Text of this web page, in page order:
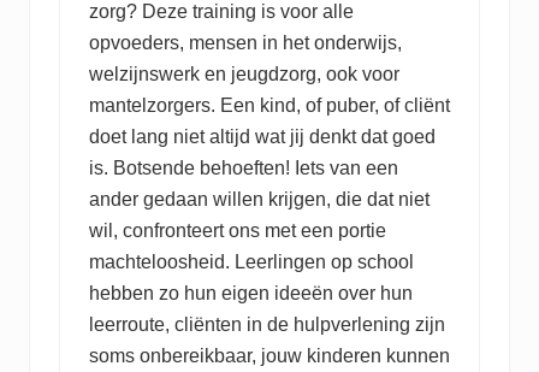
zorg? Deze training is voor alle
opvoeders, mensen in het onderwijs,
welzijnswerk en jeugdzorg, ook voor
mantelzorgers. Een kind, of puber, of cliënt
doet lang niet altijd wat jij denkt dat goed
is. Botsende behoeften! Iets van een
ander gedaan willen krijgen, die dat niet
wil, confronteert ons met een portie
machteloosheid. Leerlingen op school
hebben zo hun eigen ideeën over hun
leerroute, cliënten in de hulpverlening zijn
soms onbereikbaar, jouw kinderen kunnen